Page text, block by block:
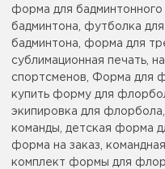
форма для
бадминтона, футболка
бадминтона, форма для
сублимационная печать,
спортсменов, Форма для
купить форму для
экипировка для
команды, детская форма
форма на заказ,
комплект формы для